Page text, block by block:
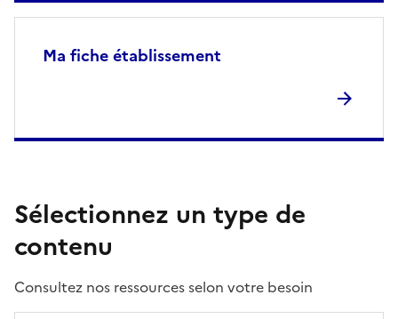
Ma fiche établissement
Sélectionnez un type de
contenu
Consultez nos ressources selon votre besoin